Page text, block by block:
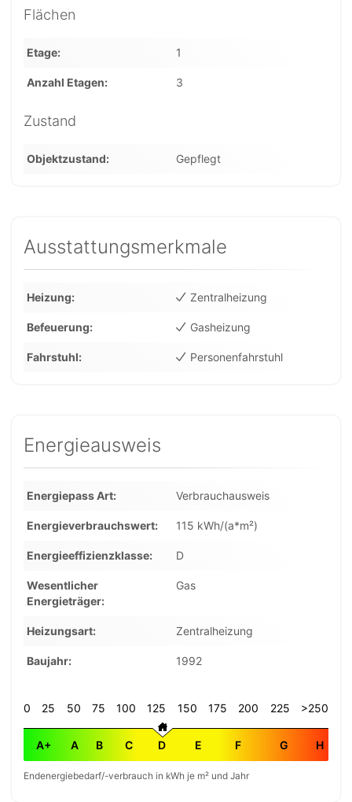
Flächen
Etage 1
Anzahl Etagen 3
Zustand
Objektzustand Gepflegt
Ausstattungsmerkmale
Heizung Zentralheizung
Befeuerung Gasheizung
Fahrstuhl Personenfahrstuhl
Energieausweis
Energiepass Art Verbrauchausweis
Energieverbrauchswert 115 kWh/(a*m²)
Energieeffizienzklasse D
Wesentlicher
Energieträger
Gas
Heizungsart Zentralheizung
Baujahr 1992
0 25 50 75 100 125 150 175 200 225 >250
A+ A B C D E F G H
Endenergiebedarf/-verbrauch in kWh je m² und Jahr